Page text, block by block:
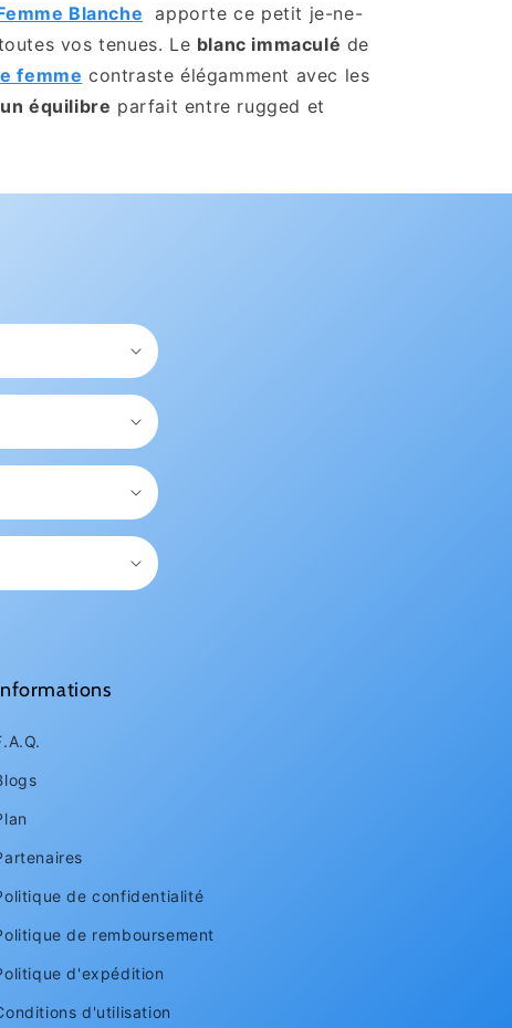
Blanche apporte ce petit je-ne-
vos tenues. Le blanc immaculé de
femme contraste élégamment avec les
équilibre parfait entre rugged et
de confidentialité
de remboursement
d'expédition
d'utilisation